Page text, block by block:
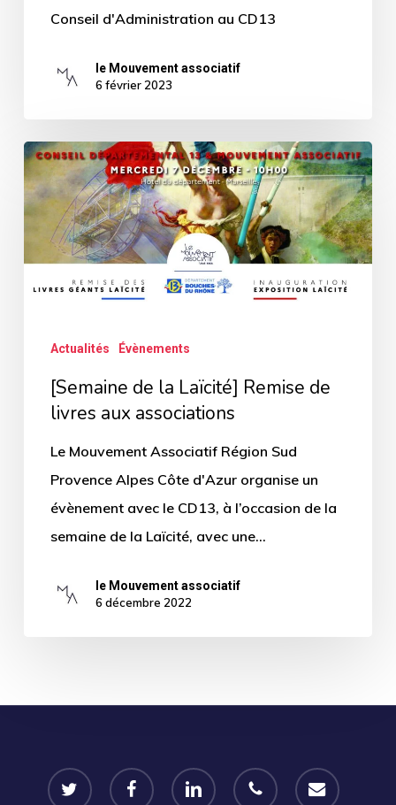
Conseil d'Administration au CD13
le Mouvement associatif
6 février 2023
[Semaine
de
la
Laïcité]
Remise
de
associations
Actualités Évènements
[Semaine de la Laïcité] Remise de
livres aux associations
Le Mouvement Associatif Région Sud
Provence Alpes Côte d'Azur organise un
évènement avec le CD13, à l’occasion de la
semaine de la Laïcité, avec une…
le Mouvement associatif
6 décembre 2022
twitter facebook linkedin phone email